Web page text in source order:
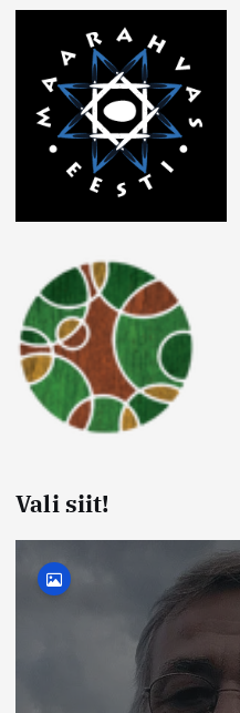
Vali siit!